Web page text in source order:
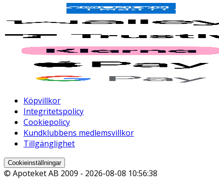
Köpvillkor
Integritetspolicy
Cookiepolicy
Kundklubbens medlemsvillkor
Tillgänglighet
Cookieinställningar
© Apoteket AB 2009 - 2026-08-08 10:56:38